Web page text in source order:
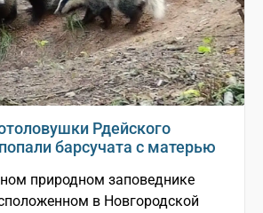
Рдейского
барсучата с матерью
природном заповеднике
в Новгородской